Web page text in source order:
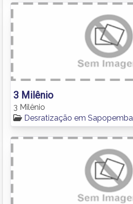
3 Milênio
3 Milênio
Desratização em Sapopemba